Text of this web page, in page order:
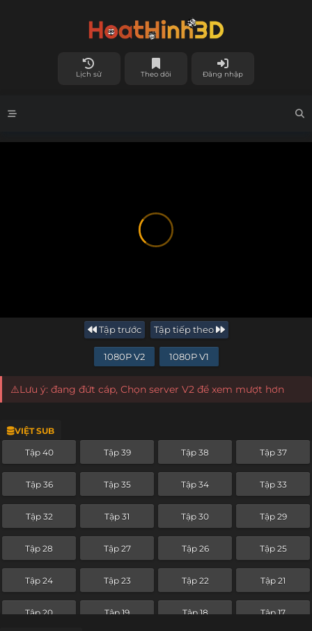
Lịch sử Theo dõi Đăng nhập
Tập trước Tập tiếp theo
1080P V2 1080P V1
⚠️Lưu ý: đang đứt cáp, Chọn server V2 để xem mượt hơn
VIỆT SUB
Tập 40 Tập 39 Tập 38 Tập 37
Tập 36 Tập 35 Tập 34 Tập 33
Tập 32 Tập 31 Tập 30 Tập 29
Tập 28 Tập 27 Tập 26 Tập 25
Tập 24 Tập 23 Tập 22 Tập 21
Tập 20 Tập 19 Tập 18 Tập 17